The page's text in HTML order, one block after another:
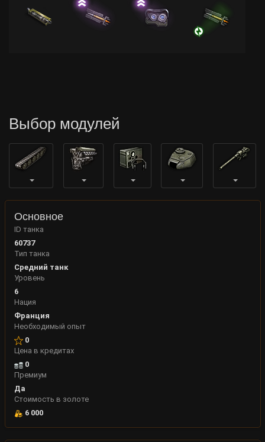
Выбор модулей
Основное
ID танка
60737
Тип танка
Средний танк
Уровень
6
Нация
Франция
Необходимый опыт
0
Цена в кредитах
0
Премиум
Да
Стоимость в золоте
6 000